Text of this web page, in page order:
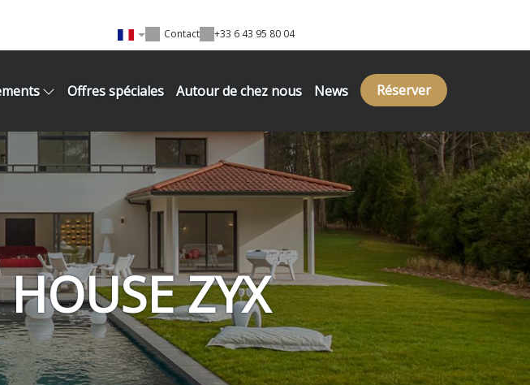
Contact +33 6 43 95 80 04
Offres spéciales Autour de chez nous News Réserver
ZYX